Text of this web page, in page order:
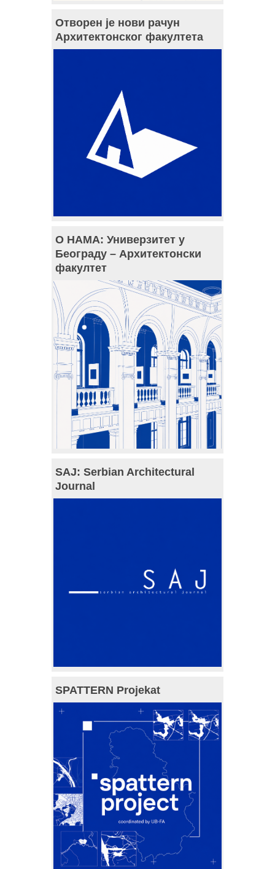
Отворен је нови рачун
Архитектонског факултета
О НАМА: Универзитет у
Београду – Архитектонски
факултет
SAJ: Serbian Architectural
Journal
SPATTERN Projekat